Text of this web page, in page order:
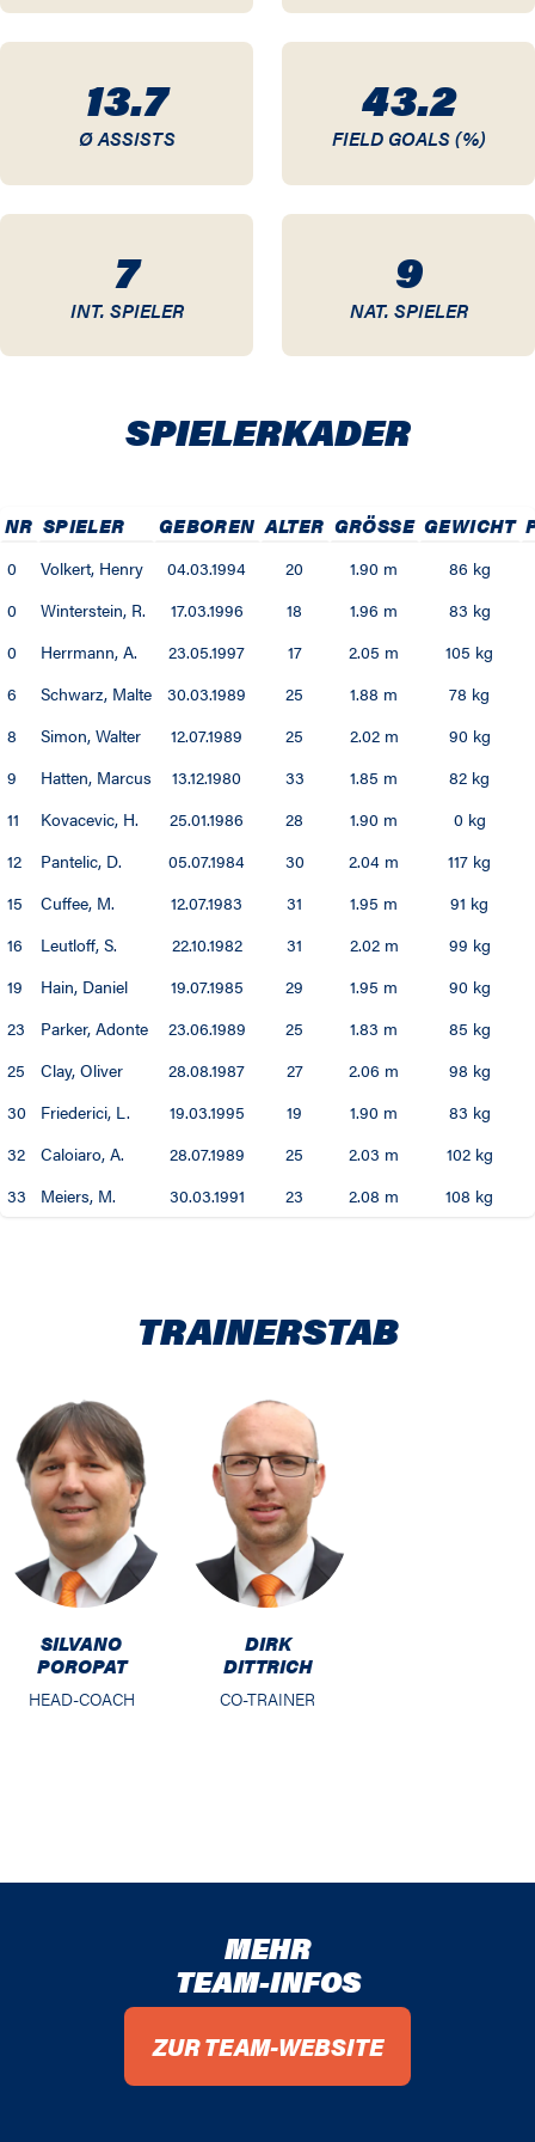
02 / 03
99 / 00
13.7
Ø ASSISTS
43.2
FIELD GOALS (%)
7
INT. SPIELER
9
NAT. SPIELER
SPIELER­KADER
NR SPIELER GEBOREN ALTER GRÖSSE GEWICHT
0 Volkert, Henry 04.03.1994 20 1.90 m
86 kg
0
Winterstein, R. 17.03.1996 18 1.96 m
83 kg
0
Herrmann, A. 23.05.1997 17 2.05 m
105 kg
6
Schwarz, Malte 30.03.1989 25 1.88 m
78 kg
8
Simon, Walter 12.07.1989 25 2.02 m
90 kg
9
Hatten, Marcus 13.12.1980 33 1.85 m
82 kg
11
Kovacevic, H. 25.01.1986 28 1.90 m
0 kg
12
Pantelic, D. 05.07.1984 30 2.04 m
117 kg
15
Cuffee, M. 12.07.1983 31 1.95 m
91 kg
16
Leutloff, S. 22.10.1982 31 2.02 m
99 kg
19
Hain, Daniel 19.07.1985 29 1.95 m
90 kg
23
Parker, Adonte 23.06.1989 25 1.83 m
85 kg
25
Clay, Oliver 28.08.1987 27 2.06 m
98 kg
30
Friederici, L. 19.03.1995 19 1.90 m
83 kg
32
Caloiaro, A. 28.07.1989 25 2.03 m
102 kg
33
Meiers, M. 30.03.1991 23 2.08 m 108 kg
TRAINERSTAB
SILVANO
POROPAT
HEAD-COACH
DIRK
DITTRICH
CO-TRAINER
MEHR
TEAM-INFOS
ZUR TEAM-WEBSITE